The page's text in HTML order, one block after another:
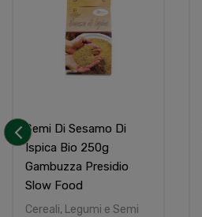
Semi Di Sesamo Di
Ispica Bio 250g
Gambuzza Presidio
Slow Food
Cereali, Legumi e Semi